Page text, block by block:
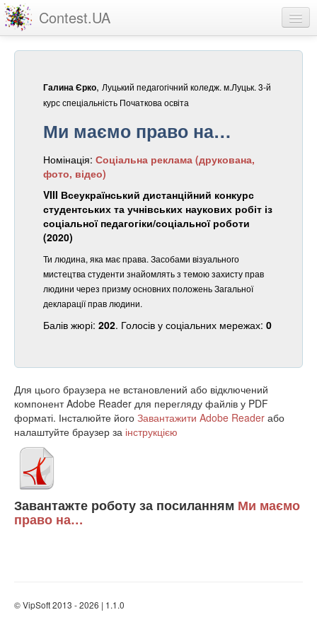
Contest.UA
Статистика
Про проект
реєстрація
Галина Єрко, Луцький педагогічний коледж. м.Луцьк. 3-й
курс спеціальність Початкова освіта
Ми маємо право на…
Номінація: Соціальна реклама (друкована,
фото, відео)
VIII Всеукраїнський дистанційний конкурс
студентських та учнівських наукових робіт із
соціальної педагогіки/соціальної роботи
(2020)
Ти людина, яка має права. Засобами візуального
мистецтва студенти знайомлять з темою захисту прав
людини через призму основних положень Загальної
декларації прав людини.
Балів жюрі: 202. Голосів у соціальних мережах: 0
Для цього браузера не встановлений або відключений
компонент Adobe Reader для перегляду файлів у PDF
форматі. Інсталюйте його Завантажити Adobe Reader або
налаштуйте браузер за інструкцією
Завантажте роботу за посиланням Ми маємо
право на…
© VipSoft 2013 - 2026 | 1.1.0